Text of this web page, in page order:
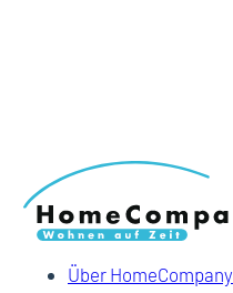
Über HomeCompany